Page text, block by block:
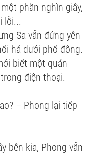
phần nghìn giây,
lỗi...
Sa vẫn đứng yên
hả dưới phố đông.
biết một quán
điện thoại.
– Phong lại tiếp
bên kia, Phong vẫn